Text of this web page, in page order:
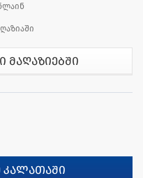
მაღაზიებში
კალათაში